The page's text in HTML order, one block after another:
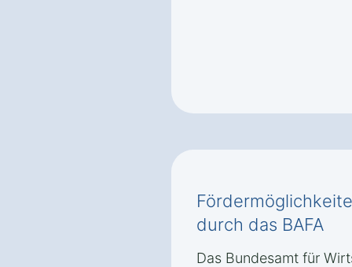
durch das BAFA
Das Bundesamt für